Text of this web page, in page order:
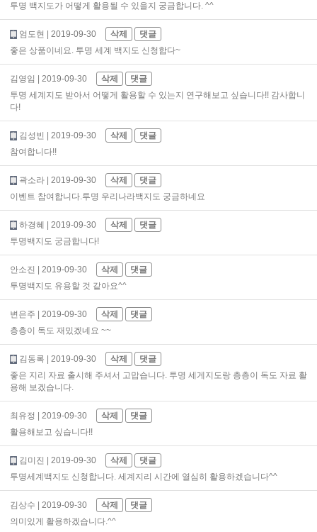
투명 백지도가 어떻게 활용될 수 있을지 궁금합니다. ^^
엄도현 | 2019-09-30 삭제
댓글
좋은 상품이네요. 투명 세계 백지도 신청합다~
김영임 | 2019-09-30 삭제
댓글
투명 세계지도 받아서 어떻게 활용할 수 있는지 연구해보고 싶습니다!! 감사합니
다!
김성빈 | 2019-09-30 삭제
댓글
참여합니다!!
곽소라 | 2019-09-30 삭제
댓글
이벤트 참여합니다.투명 우리나라백지도 궁금하네요
하경혜 | 2019-09-30 삭제
댓글
투명백지도 궁금합니다!
안소진 | 2019-09-30 삭제
댓글
투명백지도 유용할 것 같아요^^
변은주 | 2019-09-30 삭제
댓글
층층이 독도 재밌겠네요 ~~
김동록 | 2019-09-30 삭제
댓글
좋은 지리 자료 출시해 주셔서 고맙습니다. 투명 세게지도랑 층층이 독도 자료 활
용해 보겠습니다.
최유정 | 2019-09-30 삭제
댓글
활용해보고 싶습니다!!
김미진 | 2019-09-30 삭제
댓글
투명세계백지도 신청합니다. 세계지리 시간에 열심히 활용하겠습니다^^
김상수 | 2019-09-30 삭제
댓글
의미있게 활용하겠습니다.^^